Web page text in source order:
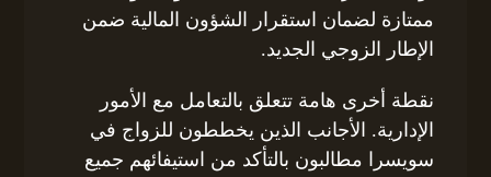
ممتازة لضمان استقرار الشؤون المالية ضمن
الإطار الزوجي الجديد.
نقطة أخرى هامة تتعلق بالتعامل مع الأمور
الإدارية. الأجانب الذين يخططون للزواج في
سويسرا مطالبون بالتأكد من استيفائهم جميع